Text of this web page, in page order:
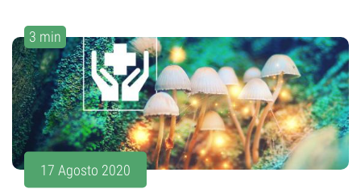
3 min
17 Agosto 2020